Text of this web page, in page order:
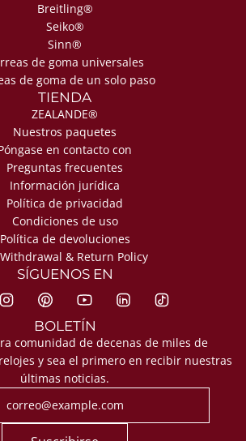
Breitling®
Seiko®
Sinn®
de goma universales
de goma de un solo paso
TIENDA
ZEALANDE®
Nuestros paquetes
en contacto con
Preguntas frecuentes
Información jurídica
Política de privacidad
Condiciones de uso
Política de devoluciones
Withdrawal & Return Policy
SÍGUENOS EN
BOLETÍN
comunidad de decenas de miles de
y sea el primero en recibir nuestras
últimas noticias.